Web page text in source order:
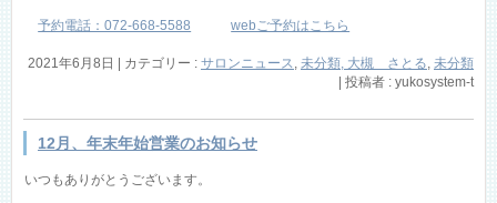
予約電話：072-668-5588 webご予約はこちら
2021年6月8日 カテゴリー : サロンニュース, 未分類, 大槻 さとる, 未分類
投稿者 : yukosystem-t
12月、年末年始営業のお知らせ
いつもありがとうございます。